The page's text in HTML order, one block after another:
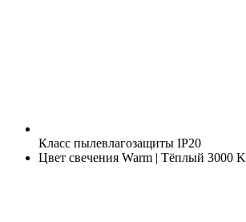
Класс пылевлагозащиты IP20
Цвет свечения Warm | Тёплый 3000 K